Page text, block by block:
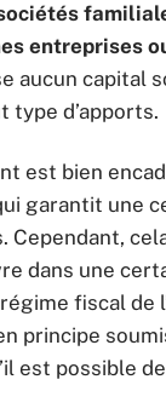
entreprises
aucun capital
type d’apports.
est bien
garantit une
Cependant,
dans une
fiscal de
principe
est possible